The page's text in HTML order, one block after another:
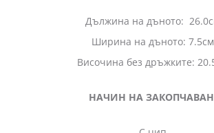
Дължина на дъното:
Ширина на дъното:
Височина без дръжките:
НАЧИН НА